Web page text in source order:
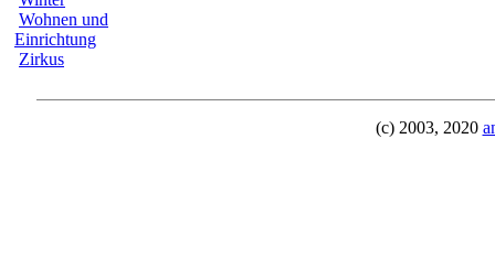
Wohnen und
Einrichtung
Zirkus
(c) 2003, 2020